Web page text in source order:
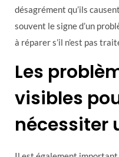
désagrément qu’ils
souvent le signe d’un
à réparer s’il n’est pas
Les
visibles
nécessiter